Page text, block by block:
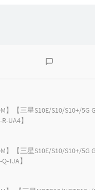
论
】【三星S10E/S10/S10+/5G
UA4】
】【三星S10E/S10/S10+/5G
TJA】